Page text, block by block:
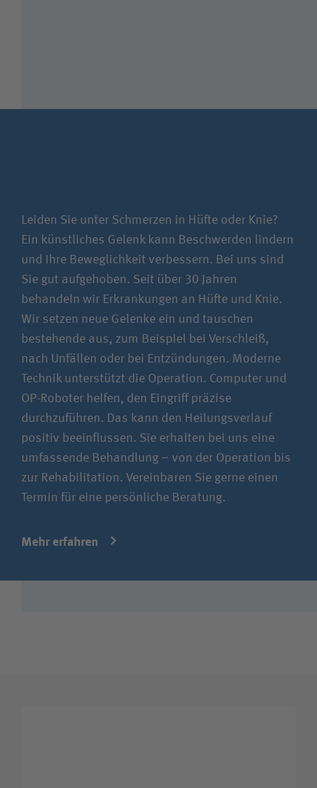
Leiden Sie unter Schmerzen in Hüfte oder Knie?
Ein künstliches Gelenk kann Beschwerden lindern
und Ihre Beweglichkeit verbessern. Bei uns sind
Sie gut aufgehoben. Seit über 30 Jahren
behandeln wir Erkrankungen an Hüfte und Knie.
Wir setzen neue Gelenke ein und tauschen
bestehende aus, zum Beispiel bei Verschleiß,
nach Unfällen oder bei Entzündungen. Moderne
Technik unterstützt die Operation. Computer und
OP-Roboter helfen, den Eingriff präzise
durchzuführen. Das kann den Heilungsverlauf
positiv beeinflussen. Sie erhalten bei uns eine
umfassende Behandlung – von der Operation bis
zur Rehabilitation. Vereinbaren Sie gerne einen
Termin für eine persönliche Beratung.
Mehr erfahren